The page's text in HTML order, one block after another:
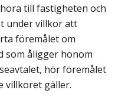
till fastigheten och
under villkor att
föremålet om
som åligger honom
hör föremålet
villkoret gäller.